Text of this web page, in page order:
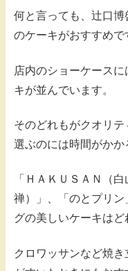
何と言っても、辻口
のケーキがおすすめで
店内のショーケース
キが並んでいます。
そのどれもがクオリ
選ぶのには時間がかか
「ＨＡＫＵＳＡＮ（
禅）」、「のとプリ
グの美しいケーキはど
クロワッサンなど焼